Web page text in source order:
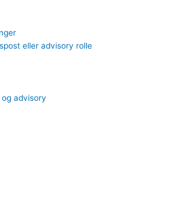
eller advisory rolle
advisory